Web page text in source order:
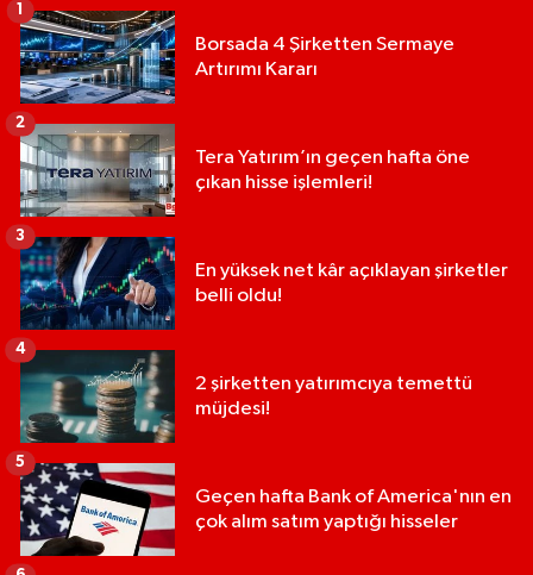
Borsada 4 Şirketten Sermaye
Artırımı Kararı
Tera Yatırım’ın geçen hafta öne
çıkan hisse işlemleri!
2
En yüksek net kâr açıklayan şirketler
belli oldu!
3
2 şirketten yatırımcıya temettü
müjdesi!
4
Geçen hafta Bank of America'nın en
çok alım satım yaptığı hisseler
5